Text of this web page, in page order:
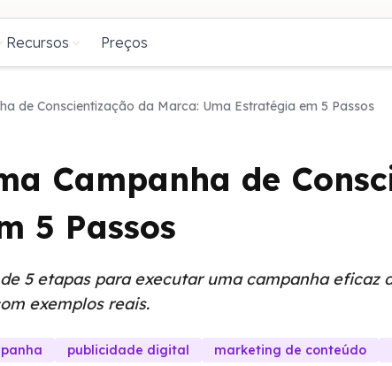
Recursos Preços
de Conscientização da Marca: Uma Estratégia em 5 Passos
Campanha de
5 Passos
5 etapas para executar uma campanha eficaz
exemplos reais.
publicidade digital marketing de conteúdo